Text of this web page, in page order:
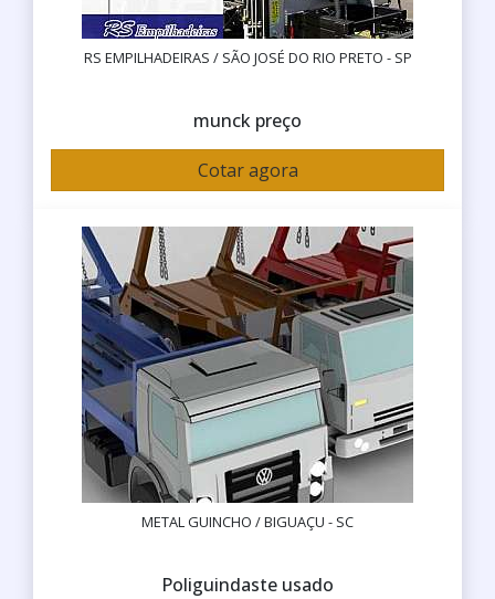
RS EMPILHADEIRAS / SÃO JOSÉ DO RIO PRETO - SP
munck preço
Cotar agora
METAL GUINCHO / BIGUAÇU - SC
Poliguindaste usado